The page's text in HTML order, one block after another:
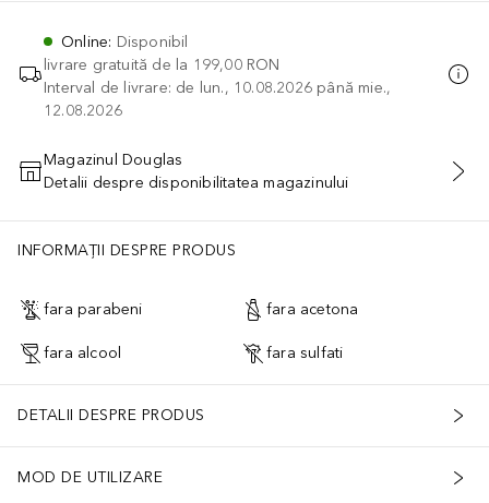
Online: Disponibil
livrare gratuită de la 199,00 RON
Interval de livrare: de lun., 10.08.2026 până mie.,
12.08.2026
ADĂUGAȚI ÎN COŞ
Magazinul Douglas
Detalii despre disponibilitatea magazinului
INFORMAȚII DESPRE PRODUS
fara parabeni fara acetona
fara alcool fara sulfati
DETALII DESPRE PRODUS
MOD DE UTILIZARE